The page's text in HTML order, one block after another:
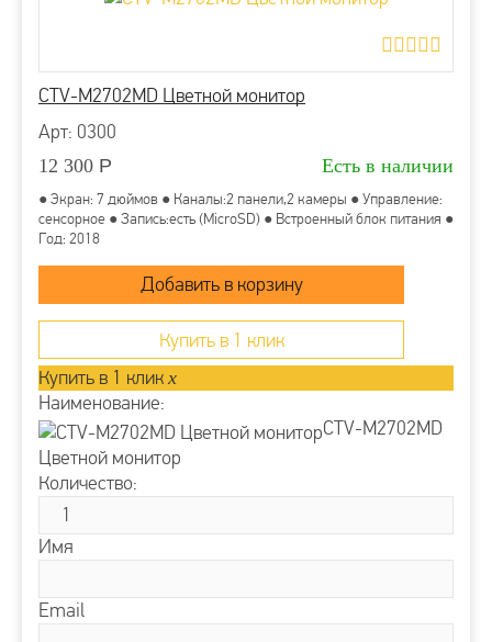
CTV-M2702MD Цветной монитор
Арт: 0300
12 300 Р Есть в наличии
● Экран: 7 дюймов ● Каналы:2 панели,2 камеры ● Управление:
сенсорное ● Запись:есть (MicroSD) ● Встроенный блок питания ●
Год: 2018
Купить в 1 клик
Купить в 1 клик x
Наименование:
CTV-M2702MD
Цветной монитор
Количество:
Имя
Email